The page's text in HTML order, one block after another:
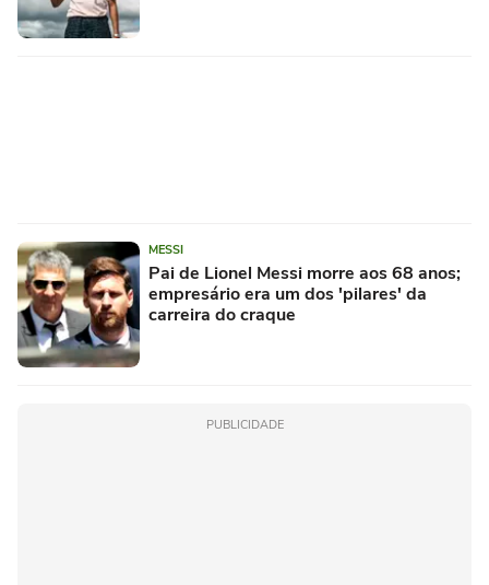
MESSI
Pai de Lionel Messi morre aos 68 anos;
empresário era um dos 'pilares' da
carreira do craque
PUBLICIDADE